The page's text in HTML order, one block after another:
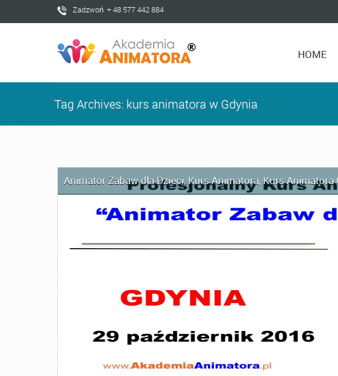
Zadzwoń + 48 577 442 884
HOME
Tag Archives: kurs animatora w Gdynia
Animator Zabaw dla Dzieci,Kurs Animatora, Kurs Animatora